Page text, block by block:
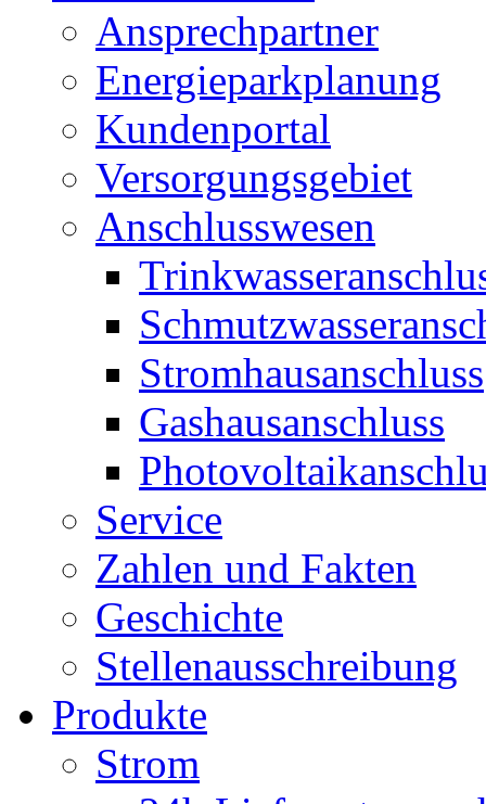
Ansprechpartner
Energieparkplanung
Kundenportal
Versorgungsgebiet
Anschlusswesen
Stromhausanschluss
Gashausanschluss
Service
Zahlen und Fakten
Geschichte
Stellenausschreibung
Produkte
Strom